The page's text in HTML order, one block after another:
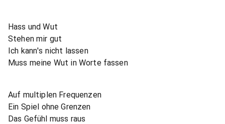
Hass und Wut
Stehen mir gut
Ich kann's nicht lassen
Muss meine Wut in Worte fassen
Auf multiplen Frequenzen
Ein Spiel ohne Grenzen
Das Gefühl muss raus